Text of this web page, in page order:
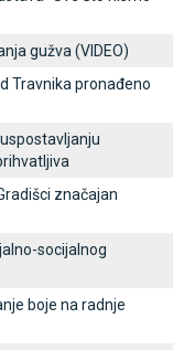
gužva (VIDEO)
Travnika pronađeno
značajan
socijalnog
boje na radnje